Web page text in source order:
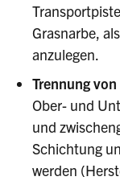
Grasnarbe,
anzulegen.
Trennung
Ober- und
und
Schichtung
werden